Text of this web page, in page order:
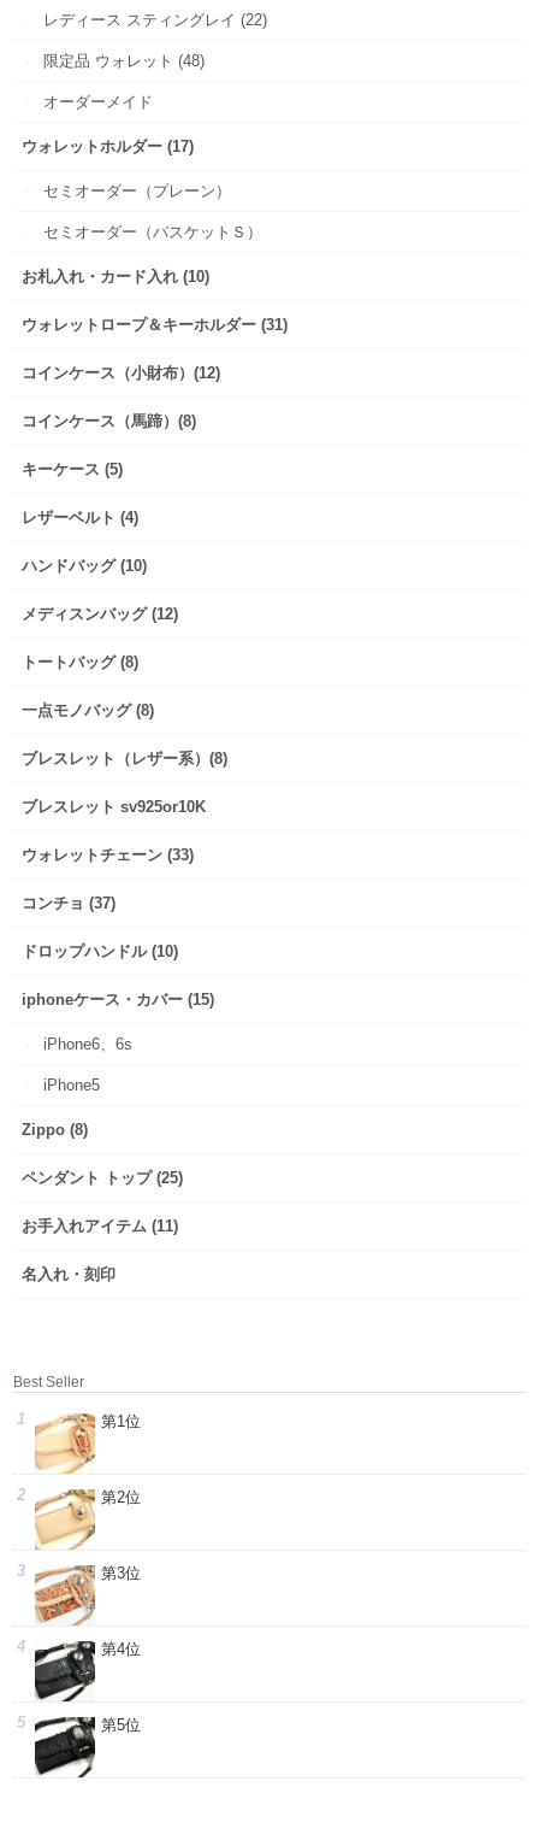
レディース スティングレイ (22)
限定品 ウォレット (48)
オーダーメイド
ウォレットホルダー (17)
セミオーダー（プレーン）
セミオーダー（バスケットＳ）
お札入れ・カード入れ (10)
ウォレットロープ＆キーホルダー (31)
コインケース（小財布）(12)
コインケース（馬蹄）(8)
キーケース (5)
レザーベルト (4)
ハンドバッグ (10)
メディスンバッグ (12)
トートバッグ (8)
一点モノバッグ (8)
ブレスレット（レザー系）(8)
ブレスレット sv925or10K
ウォレットチェーン (33)
コンチョ (37)
ドロップハンドル (10)
iphoneケース・カバー (15)
iPhone6、6s
iPhone5
Zippo (8)
ペンダント トップ (25)
お手入れアイテム (11)
名入れ・刻印
Best Seller
第1位
第2位
第3位
第4位
第5位